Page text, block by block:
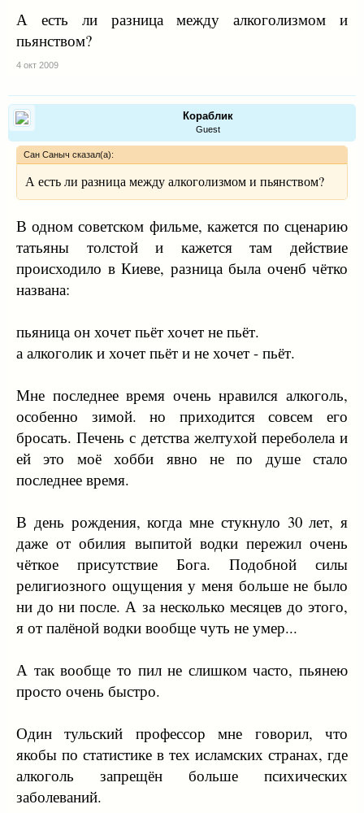
А есть ли разница между алкоголизмом и
пьянством?
4 окт 2009
Кораблик
Guest
Сан Саныч сказал(а):
А есть ли разница между алкоголизмом и пьянством?
В одном советском фильме, кажется по сценарию
татьяны толстой и кажется там действие
происходило в Киеве, разница была оченб чётко
названа:
пьяница он хочет пьёт хочет не пьёт.
а алкоголик и хочет пьёт и не хочет - пьёт.
Мне последнее время очень нравился алкоголь,
особенно зимой. но приходится совсем его
бросать. Печень с детства желтухой переболела и
ей это моё хобби явно не по душе стало
последнее время.
В день рождения, когда мне стукнуло 30 лет, я
даже от обилия выпитой водки пережил очень
чёткое присутствие Бога. Подобной силы
религиозного ощущения у меня больше не было
ни до ни после. А за несколько месяцев до этого,
я от палёной водки вообще чуть не умер...
А так вообще то пил не слишком часто, пьянею
просто очень быстро.
Один тульский профессор мне говорил, что
якобы по статистике в тех исламских странах, где
алкоголь запрещён больше психических
заболеваний.